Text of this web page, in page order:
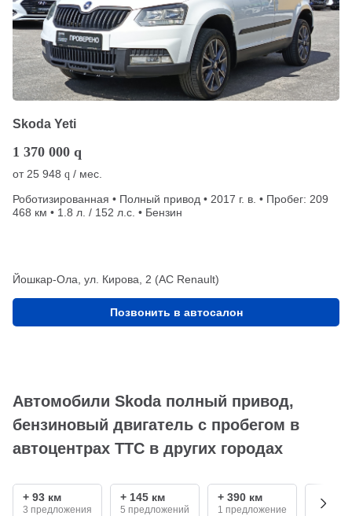
Skoda Yeti
1 370 000 q
от 25 948 q / мес.
Роботизированная • Полный привод • 2017 г. в. • Пробег: 209
468 км • 1.8 л. / 152 л.с. • Бензин
Йошкар-Ола, ул. Кирова, 2 (АС Renault)
Позвонить в автосалон
Автомобили Skoda полный привод,
бензиновый двигатель с пробегом в
автоцентрах ТТС в других городах
+ 93 км
3 предложения
+ 145 км
5 предложений
+ 390 км
1 предложение
+ 540
3